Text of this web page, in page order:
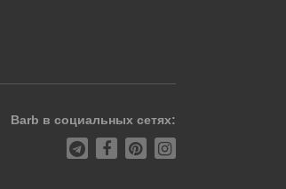
Barb в социальных сетях: